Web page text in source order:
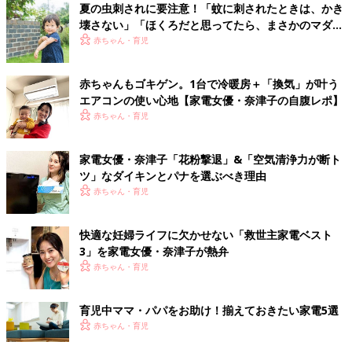
夏の虫刺されに要注意！「蚊に刺されたときは、かき
壊さない」「ほくろだと思ってたら、まさかのマダ
ニ」【皮膚科医】
赤ちゃん・育児
赤ちゃんもゴキゲン。1台で冷暖房＋「換気」が叶う
エアコンの使い心地【家電女優・奈津子の自腹レポ】
赤ちゃん・育児
家電女優・奈津子「花粉撃退」&「空気清浄力が断ト
ツ」なダイキンとパナを選ぶべき理由
赤ちゃん・育児
快適な妊婦ライフに欠かせない「救世主家電ベスト
3」を家電女優・奈津子が熱弁
赤ちゃん・育児
育児中ママ・パパをお助け！揃えておきたい家電5選
赤ちゃん・育児